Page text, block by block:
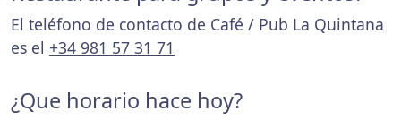
El teléfono de contacto de Café / Pub La Quintana
es el +34 981 57 31 71
¿Que horario hace hoy?